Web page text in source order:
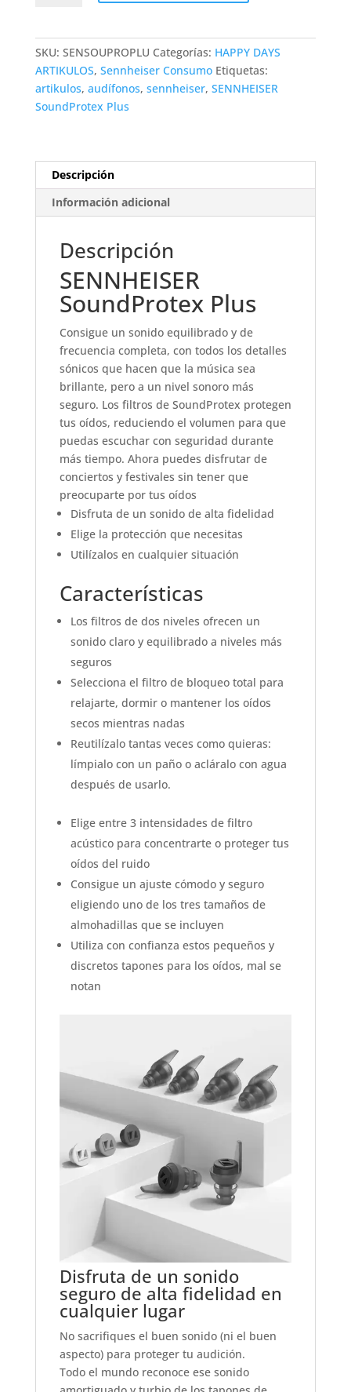
SKU: SENSOUPROPLU Categorías: HAPPY DAYS
ARTIKULOS, Sennheiser Consumo Etiquetas:
artikulos, audífonos, sennheiser, SENNHEISER
SoundProtex Plus
Descripción
Información adicional
Descripción
SENNHEISER
SoundProtex Plus
Consigue un sonido equilibrado y de
frecuencia completa, con todos los detalles
sónicos que hacen que la música sea
brillante, pero a un nivel sonoro más
seguro. Los filtros de SoundProtex protegen
tus oídos, reduciendo el volumen para que
puedas escuchar con seguridad durante
más tiempo. Ahora puedes disfrutar de
conciertos y festivales sin tener que
preocuparte por tus oídos
Disfruta de un sonido de alta fidelidad
Elige la protección que necesitas
Utilízalos en cualquier situación
Características
Los filtros de dos niveles ofrecen un
sonido claro y equilibrado a niveles más
seguros
Selecciona el filtro de bloqueo total para
relajarte, dormir o mantener los oídos
secos mientras nadas
Reutilízalo tantas veces como quieras:
límpialo con un paño o acláralo con agua
después de usarlo.
Elige entre 3 intensidades de filtro
acústico para concentrarte o proteger tus
oídos del ruido
Consigue un ajuste cómodo y seguro
eligiendo uno de los tres tamaños de
almohadillas que se incluyen
Utiliza con confianza estos pequeños y
discretos tapones para los oídos, mal se
notan
Disfruta de un sonido
seguro de alta fidelidad en
cualquier lugar
No sacrifiques el buen sonido (ni el buen
aspecto) para proteger tu audición.
Todo el mundo reconoce ese sonido